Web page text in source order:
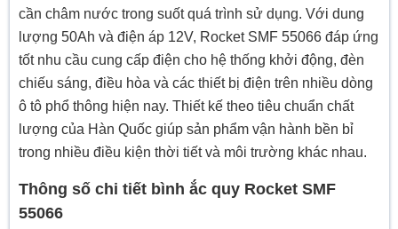
cần châm nước trong suốt quá trình sử dụng. Với dung
lượng 50Ah và điện áp 12V, Rocket SMF 55066 đáp ứng
tốt nhu cầu cung cấp điện cho hệ thống khởi động, đèn
chiếu sáng, điều hòa và các thiết bị điện trên nhiều dòng
ô tô phổ thông hiện nay. Thiết kế theo tiêu chuẩn chất
lượng của Hàn Quốc giúp sản phẩm vận hành bền bỉ
trong nhiều điều kiện thời tiết và môi trường khác nhau.
Thông số chi tiết bình ắc quy Rocket SMF
55066